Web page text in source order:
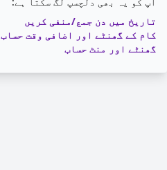
تاریخ میں دن جمع/منفی کریں
کام کے گھنٹے اور اضافی وقت حساب
گھنٹے اور منٹ حساب